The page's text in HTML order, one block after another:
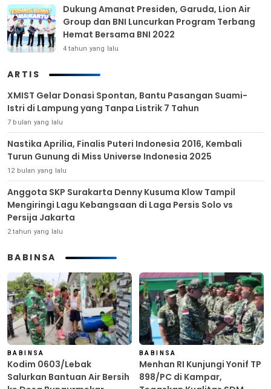
Dukung Amanat Presiden, Garuda, Lion Air
Group dan BNI Luncurkan Program Terbang
Hemat Bersama BNI 2022
4 tahun yang lalu
ARTIS
XMIST Gelar Donasi Spontan, Bantu Pasangan Suami-
Istri di Lampung yang Tanpa Listrik 7 Tahun
7 bulan yang lalu
Nastika Aprilia, Finalis Puteri Indonesia 2016, Kembali
Turun Gunung di Miss Universe Indonesia 2025
12 bulan yang lalu
Anggota SKP Surakarta Denny Kusuma Klow Tampil
Mengiringi Lagu Kebangsaan di Laga Persis Solo vs
Persija Jakarta
2 tahun yang lalu
BABINSA
BABINSA
Kodim 0603/Lebak
Salurkan Bantuan Air Bersih
BABINSA
Menhan RI Kunjungi Yonif TP
898/PC di Kampar,